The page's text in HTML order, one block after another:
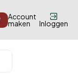
Account
maken Inloggen